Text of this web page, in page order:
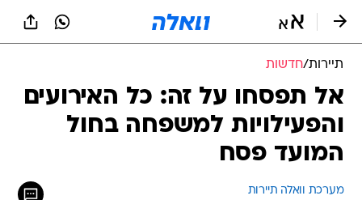
תיירות/חדשות
אל תפסחו על זה: כל האירועים
והפעילויות למשפחה בחול
המועד פסח
מערכת וואלה תיירות